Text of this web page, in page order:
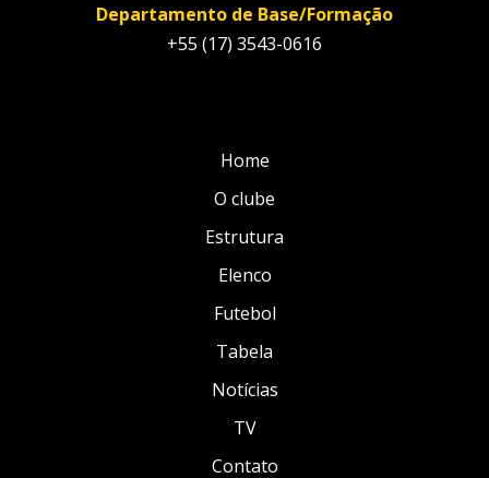
Departamento de Base/Formação
+55 (17) 3543-0616
Home
O clube
Estrutura
Elenco
Futebol
Tabela
Notícias
TV
Contato